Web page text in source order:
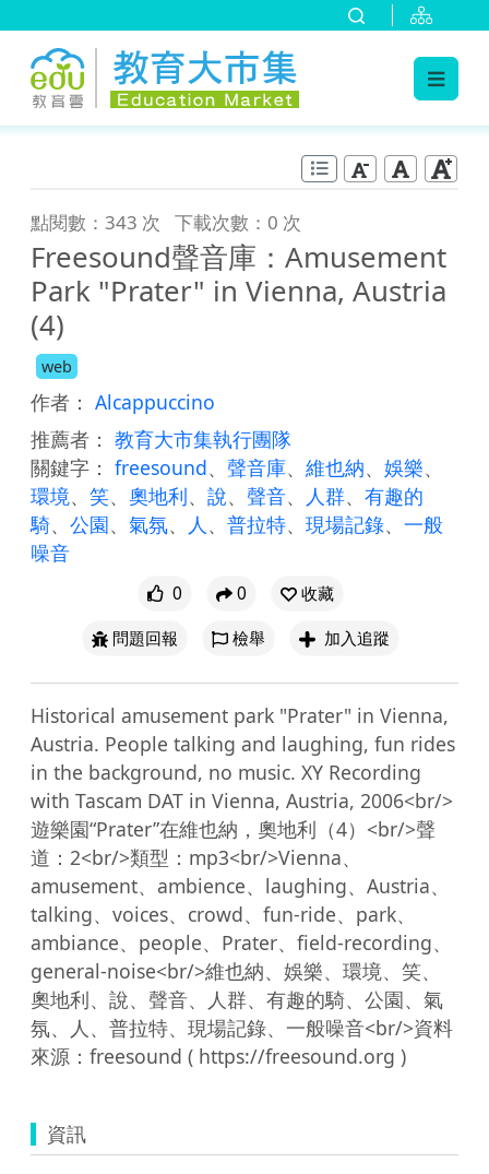
點閱數：343 次 下載次數：0 次
Freesound聲音庫：Amusement
Park "Prater" in Vienna, Austria
(4)
web
作者： Alcappuccino
推薦者： 教育大市集執行團隊
關鍵字： freesound、 聲音庫、 維也納、 娛樂、
環境、 笑、 奧地利、 說、 聲音、 人群、 有趣的
騎、 公園、 氣氛、 人 、 普拉特、 現場記錄、 一般
噪音
0 0
收藏
問題回報
檢舉 加入追蹤
Historical amusement park "Prater" in Vienna,
Austria. People talking and laughing, fun rides
in the background, no music. XY Recording
with Tascam DAT in Vienna, Austria, 2006<br/>
遊樂園“Prater”在維也納，奧地利（4）<br/>聲
道：2<br/>類型：mp3<br/>Vienna、
amusement、ambience、laughing、Austria、
talking、voices、crowd、fun-ride、park、
ambiance、people、Prater、field-recording、
general-noise<br/>維也納、娛樂、環境、笑、
奧地利、說、聲音、人群、有趣的騎、公園、氣
氛、人、普拉特、現場記錄、一般噪音<br/>資料
資訊